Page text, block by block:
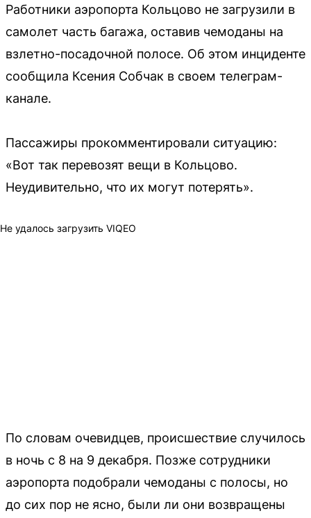
Работники аэропорта Кольцово не загрузили в
самолет часть багажа, оставив чемоданы на
взлетно-посадочной полосе. Об этом инциденте
сообщила Ксения Собчак в своем телеграм-
канале.
Пассажиры прокомментировали ситуацию:
«Вот так перевозят вещи в Кольцово.
Неудивительно, что их могут потерять».
Не удалось загрузить VIQEO
По словам очевидцев, происшествие случилось
в ночь с 8 на 9 декабря. Позже сотрудники
аэропорта подобрали чемоданы с полосы, но
до сих пор не ясно, были ли они возвращены